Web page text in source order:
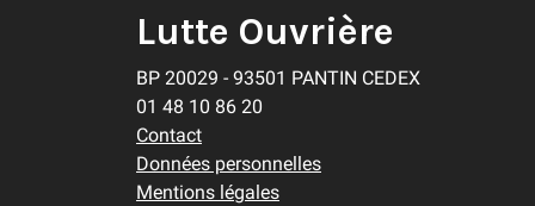
Lutte Ouvrière
BP 20029 - 93501 PANTIN CEDEX
01 48 10 86 20
Contact
Données personnelles
Mentions légales